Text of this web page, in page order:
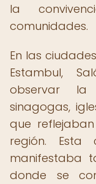
la
comunidades.
En las
Estambul,
observar la
sinagogas,
que
región. Esta
manifestaba
donde se